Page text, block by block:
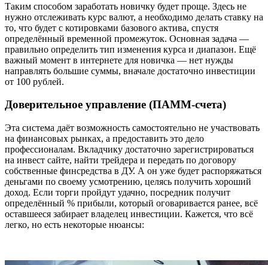
Таким способом заработать новичку будет проще. Здесь не
нужно отслеживать курс валют, а необходимо делать ставку на
то, что будет с котировками базового актива, спустя
определённый временной промежуток. Основная задача —
правильно определить тип изменения курса и диапазон. Ещё
важный момент в интернете для новичка — нет нужды
направлять большие суммы, вначале достаточно инвестиции
от 100 рублей.
Доверительное управление (ПАММ-счета)
Эта система даёт возможность самостоятельно не участвовать
на финансовых рынках, а предоставить это дело
профессионалам. Вкладчику достаточно зарегистрироваться
на инвест сайте, найти трейдера и передать по договору
собственные финсредства в ДУ. А он уже будет распоряжаться
деньгами по своему усмотрению, целясь получить хороший
доход. Если торги пройдут удачно, посредник получит
определённый % прибыли, который оговаривается ранее, всё
оставшееся забирает владелец инвестиции. Кажется, что всё
легко, но есть некоторые нюансы: